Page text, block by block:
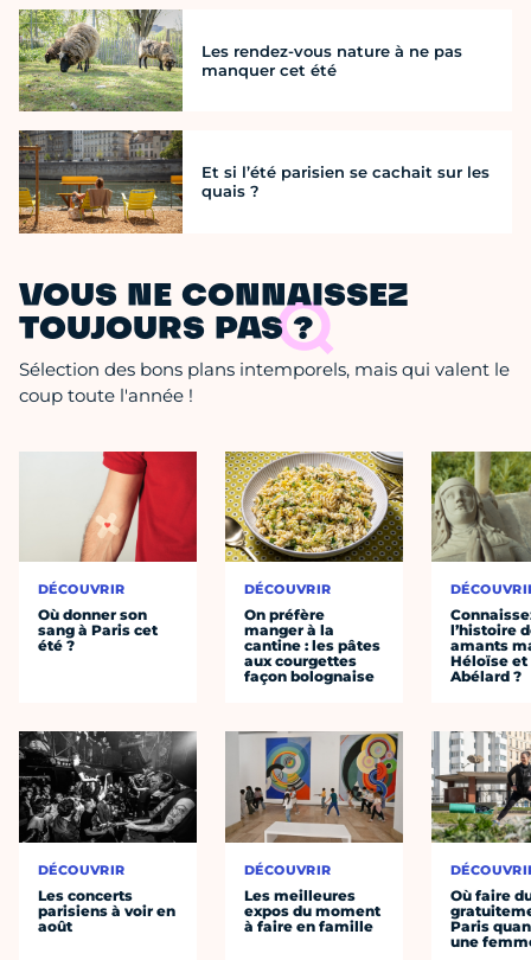
Les rendez-vous nature à ne pas
manquer cet été
Et si l’été parisien se cachait sur les
quais ?
VOUS NE CONNAISSEZ
TOUJOURS PAS ?
Sélection des bons plans intemporels, mais qui valent le
coup toute l'année !
DÉCOUVRIR
Où donner son
sang à Paris cet
été ?
DÉCOUVRIR
Les concerts
parisiens à voir en
août
DÉCOUVRIR
On préfère
manger à la
cantine : les pâtes
aux courgettes
façon bolognaise
DÉCOUVRIR
Les meilleures
expos du moment
à faire en famille
l’histoire
amants
Héloïse et
Abélard ?
Où faire
Paris
une